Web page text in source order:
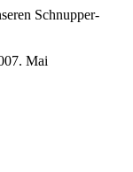
Schnupper-
7. Mai